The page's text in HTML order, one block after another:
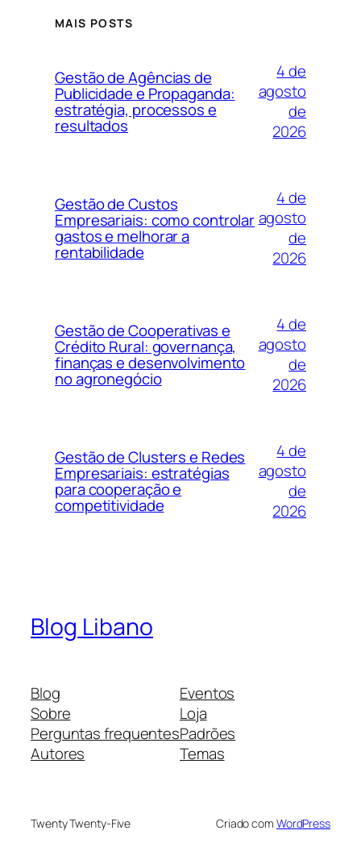
MAIS POSTS
Gestão de Agências de
Publicidade e Propaganda:
estratégia, processos e
resultados
4 de
agosto
de
2026
Gestão de Custos
Empresariais: como controlar
gastos e melhorar a
rentabilidade
4 de
agosto
de
2026
Gestão de Cooperativas e
Crédito Rural: governança,
finanças e desenvolvimento
no agronegócio
4 de
agosto
de
2026
Gestão de Clusters e Redes
Empresariais: estratégias
para cooperação e
competitividade
4 de
agosto
de
2026
Blog Libano
Blog
Sobre
Perguntas frequentes
Autores
Eventos
Loja
Padrões
Temas
Twenty Twenty-Five Criado com WordPress